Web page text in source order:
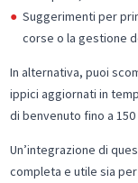
Suggerimenti per
corse o la gestione
In alternativa, puoi
ippici aggiornati in
di benvenuto fino a 150
Un’integrazione di
completa e utile sia